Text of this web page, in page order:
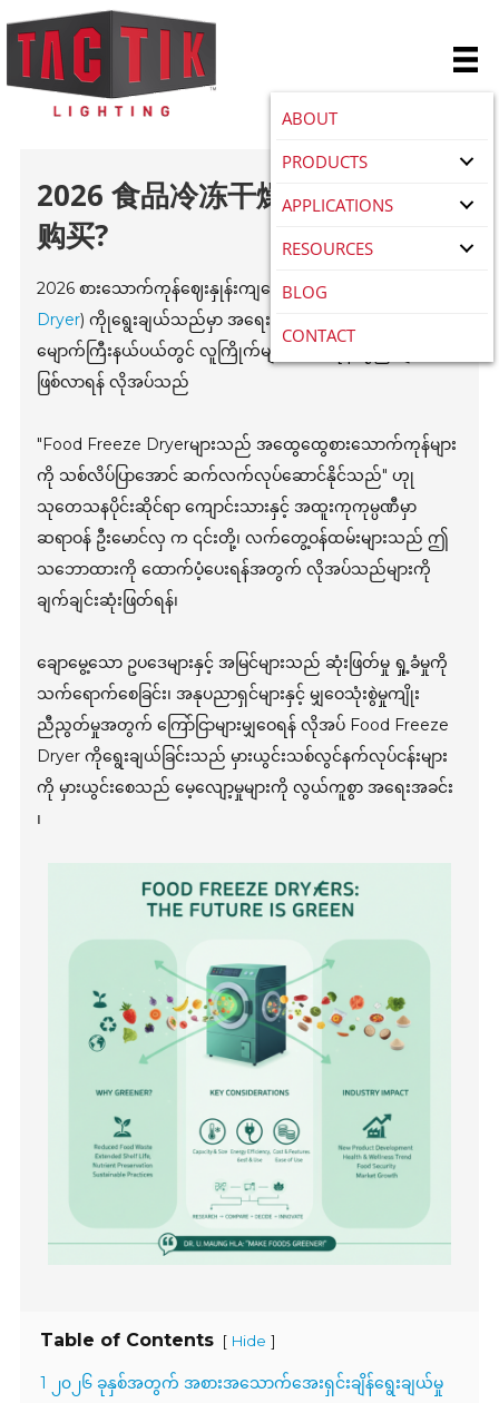
ABOUT
PRODUCTS
APPLICATIONS
RESOURCES
BLOG
CONTACT
2026 食品冷冻干燥机如何选择和
购买?
2026 စားသောက်ကုန်ဈေးနှုန်းကျပွေတာစက် (
Dryer) ကိုုရွေးချယ်သည်မှာ အရေးကြီးသောဆုံးဖြတ်ချက်တစ်ခု၊
မျောက်ကြီးနယ်ပယ်တွင် လူကြိုက်များသော ကုန်ပစ္စည်းများ
ဖြစ်လာရန် လိုအပ်သည်
"Food Freeze Dryerများသည် အထွေထွေစားသောက်ကုန်များ
ကို သစ်လိပ်ပြာအောင် ဆက်လက်လုပ်ဆောင်နိုင်သည်" ဟုု
သုတေသနပိုင်းဆိုင်ရာ ကျောင်းသားနှင့် အထူးကုကုမ္ပဏီမှာ
ဆရာဝန် ဦးမောင်လှ က ၎င်းတို့၊ လက်တွေ့ဝန်ထမ်းများသည် ဤ
သဘောထားကို ထောက်ပံ့ပေးရန်အတွက် လိုအပ်သည်များကို
ချက်ချင်းဆုံးဖြတ်ရန်၊
ချောမွေ့သော ဥပဒေများနှင့် အမြင်များသည် ဆုံးဖြတ်မှု ရှု့ခံမှုကို
သက်ရောက်စေခြင်း၊ အနုပညာရှင်များနှင့် မျှဝေသုံးစွဲမှုကျိုး
ညီညွတ်မှုအတွက် ကြော်ငြာများမျှဝေရန် လိုအပ် Food Freeze
Dryer ကိုရွေးချယ်ခြင်းသည် မှားယွင်းသစ်လွင်နက်လုပ်ငန်းများ
ကို မှားယွင်းစေသည် မေ့လျော့မှုများကို လွယ်ကူစွာ အရေးအခင်း
၊
Table of Contents [ Hide ]
1 ၂၀၂၆ ခုနှစ်အတွက် အစားအသောက်အေးရှင်းချိန်ရွေးချယ်မှု